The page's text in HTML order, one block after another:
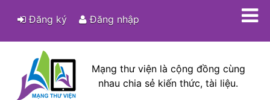
Đăng ký Đăng nhập
Mạng thư viện là cộng đồng cùng
nhau chia sẻ kiến thức, tài liệu.